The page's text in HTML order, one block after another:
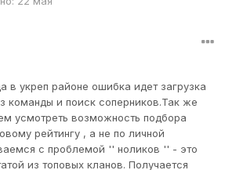
в укреп районе ошибка идет загрузка
команды и поиск соперников.Так же
усмотреть возможность подбора
рейтингу , а не по личной
с проблемой '' ноликов '' - это
из топовых кланов. Получается